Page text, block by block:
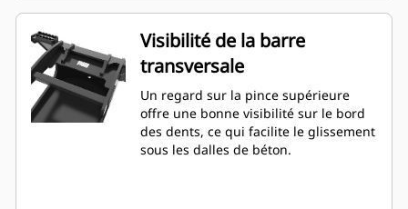
Visibilité de la barre
transversale
Un regard sur la pince supérieure
offre une bonne visibilité sur le bord
des dents, ce qui facilite le glissement
sous les dalles de béton.